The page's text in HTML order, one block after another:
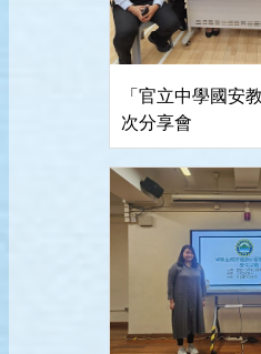
「官立中學國安
次分享會